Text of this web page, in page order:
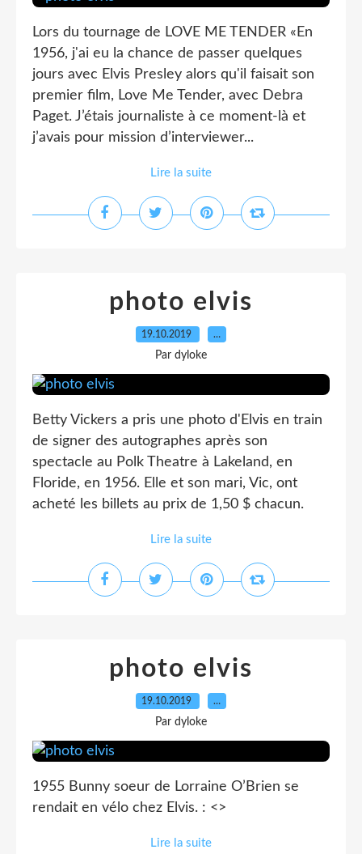
Lors du tournage de LOVE ME TENDER «En
1956, j'ai eu la chance de passer quelques
jours avec Elvis Presley alors qu'il faisait son
premier film, Love Me Tender, avec Debra
Paget. J’étais journaliste à ce moment-là et
j’avais pour mission d’interviewer...
Lire la suite
photo elvis
19.10.2019 …
Par dyloke
Betty Vickers a pris une photo d'Elvis en train
de signer des autographes après son
spectacle au Polk Theatre à Lakeland, en
Floride, en 1956. Elle et son mari, Vic, ont
acheté les billets au prix de 1,50 $ chacun.
Lire la suite
photo elvis
19.10.2019 …
Par dyloke
1955 Bunny soeur de Lorraine O’Brien se
rendait en vélo chez Elvis. : <>
Lire la suite